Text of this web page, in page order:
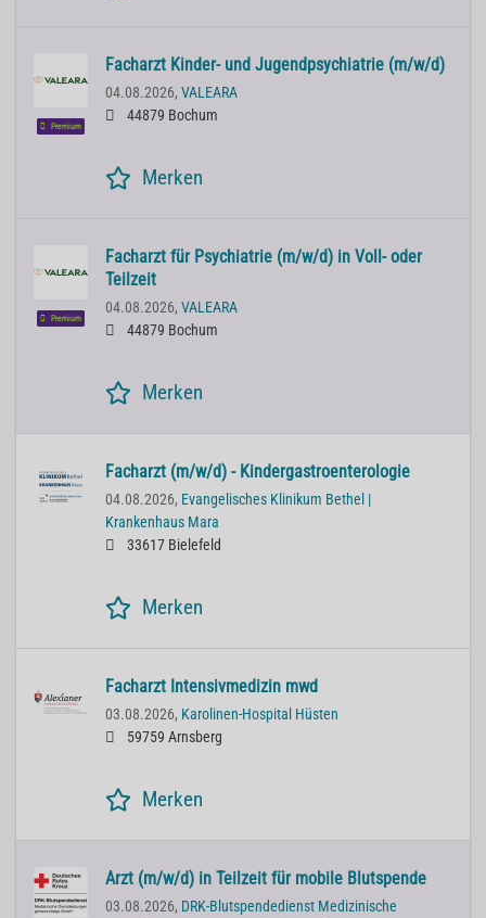
Premium
Facharzt Kinder- und Jugendpsychiatrie (m/w/d)
04.08.2026, VALEARA
44879 Bochum
Merken
Premium
Facharzt für Psychiatrie (m/w/d) in Voll- oder
Teilzeit
04.08.2026, VALEARA
44879 Bochum
Merken
Facharzt (m/w/d) - Kindergastroenterologie
04.08.2026, Evangelisches Klinikum Bethel |
Krankenhaus Mara
33617 Bielefeld
Merken
Facharzt Intensivmedizin mwd
03.08.2026, Karolinen-Hospital Hüsten
59759 Arnsberg
Merken
Arzt (m/w/d) in Teilzeit für mobile Blutspende
03.08.2026, DRK-Blutspendedienst Medizinische